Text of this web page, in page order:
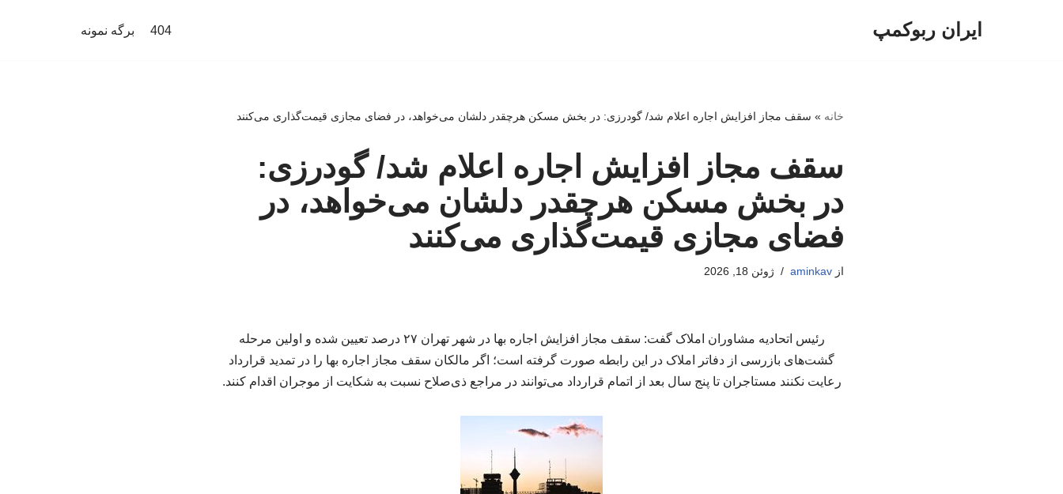
ایران ربوکمپ 404 برگه نمونه
خانه » سقف مجاز افزایش اجاره اعلام شد/ گودرزی: در بخش مسکن هرچقدر دلشان می‌خواهد، در فضای مجازی قیمت‌گذاری می‌کنند
سقف مجاز افزایش اجاره اعلام شد/ گودرزی:
در بخش مسکن هرچقدر دلشان می‌خواهد، در
فضای مجازی قیمت‌گذاری می‌کنند
ازaminkav ژوئن 18, 2026
رئیس اتحادیه مشاوران املاک گفت: سقف مجاز افزایش اجاره بها در شهر تهران ۲۷ درصد تعیین شده و اولین مرحله
گشت‌های بازرسی از دفاتر املاک در این رابطه صورت گرفته است؛ اگر مالکان سقف مجاز اجاره بها را در تمدید قرارداد
رعایت نکنند مستاجران تا پنج سال بعد از اتمام قرارداد می‌توانند در مراجع ذی‌صلاح نسبت به شکایت از موجران اقدام کنند.